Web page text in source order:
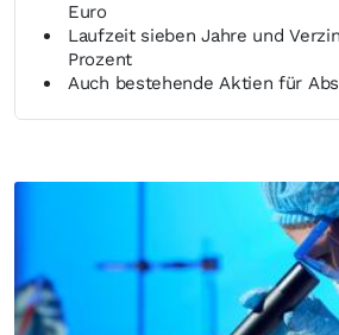
Euro
Laufzeit sieben Jahre und
Prozent
Auch bestehende Aktien für